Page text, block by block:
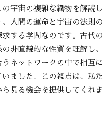
宇宙の複雑な織物を解読し
人間の運命と宇宙の法則の
する学問なのです。古代の
非直線的な性質を理解し、
ネットワークの中で相互に
ました。この視点は、私た
見る機会を提供してくれま